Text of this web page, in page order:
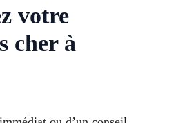
votre
cher à